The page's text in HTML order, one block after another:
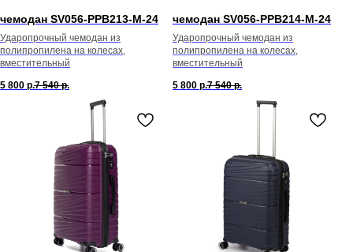
чемодан SV056-PPB213-М-24
Ударопрочный чемодан из
полипропилена на колесах,
вместительный
5 800 р.7 540 р.
чемодан SV056-PPB214-М-24
Ударопрочный чемодан из
полипропилена на колесах,
вместительный
5 800 р.7 540 р.